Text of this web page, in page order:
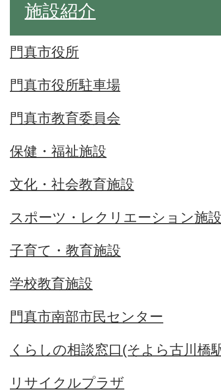
施設紹介
門真市役所
門真市役所駐車場
門真市教育委員会
保健・福祉施設
文化・社会教育施設
スポーツ・レクリエーション施
子育て・教育施設
学校教育施設
門真市南部市民センター
くらしの相談窓口(そよら古川橋
リサイクルプラザ